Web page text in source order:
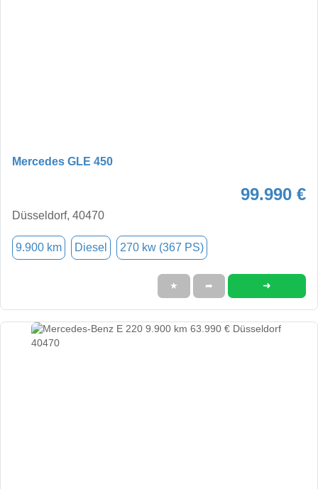
Mercedes GLE 450
99.990 €
Düsseldorf, 40470
9.900 km Diesel 270 kw (367 PS)
★ ➦ ➜